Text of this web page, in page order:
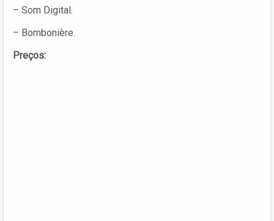
– Som Digital.
– Bombonière.
Preços: